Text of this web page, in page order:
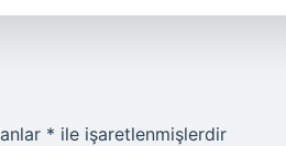
* ile işaretlenmişlerdir